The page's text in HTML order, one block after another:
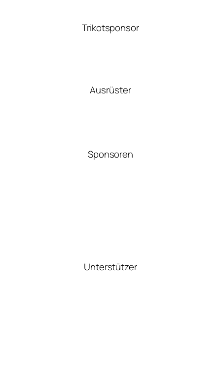
Trikotsponsor
Ausrüster
Sponsoren
Unterstützer